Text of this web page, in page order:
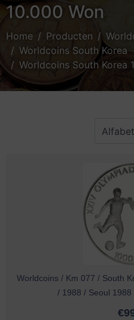
10.000 Won
Home Producten
Worldcoins South Korea
Worldcoins South Korea
Worldcoins / Km 077 / South
/ 1988 / Seoul
€